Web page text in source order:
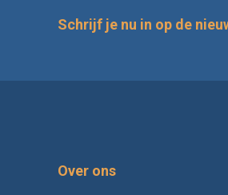
Schrijf je nu in op de
Over ons